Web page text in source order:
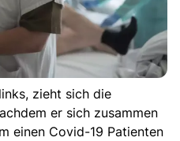
zieht sich die
er sich zusammen
einen Covid-19 Patienten